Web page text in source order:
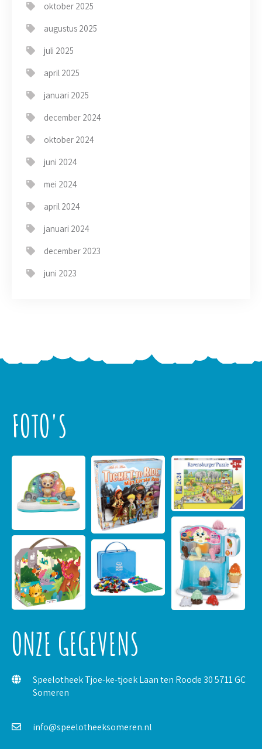
oktober 2025
augustus 2025
juli 2025
april 2025
januari 2025
december 2024
oktober 2024
juni 2024
mei 2024
april 2024
januari 2024
december 2023
juni 2023
FOTO'S
ONZE GEGEVENS
Speelotheek Tjoe-ke-tjoek Laan ten Roode 30 5711 GC
Someren
info@speelotheeksomeren.nl